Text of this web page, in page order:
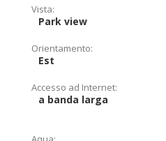
Vista:
Park view
Orientamento:
Est
Accesso ad Internet:
a banda larga